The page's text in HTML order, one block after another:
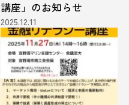
講座」のお知らせ
2025.12.11